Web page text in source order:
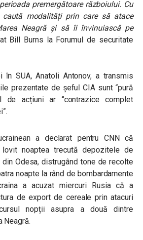
premergătoare războiului. Cu
caută modalități prin care să atace
Neagră și să îi învinuiască pe
Bill Burns la Forumul de securitate
în SUA, Anatoli Antonov, a transmis
prezentate de șeful CIA sunt “pură
de acțiuni ar “contrazice complet
a declarat pentru CNN că
noaptea trecută depozitele de
Odesa, distrugând tone de recolte
noapte la rând de bombardamente
a acuzat miercuri Rusia că a
de export de cereale prin atacuri
nopții asupra a două dintre
Neagră.